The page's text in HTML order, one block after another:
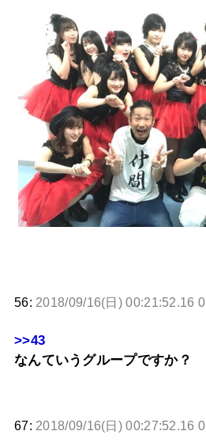
56: 2018/09/16(日) 00:21:52.16 0
>>43
なんていうグループですか？
67: 2018/09/16(日) 00:27:52.16 0